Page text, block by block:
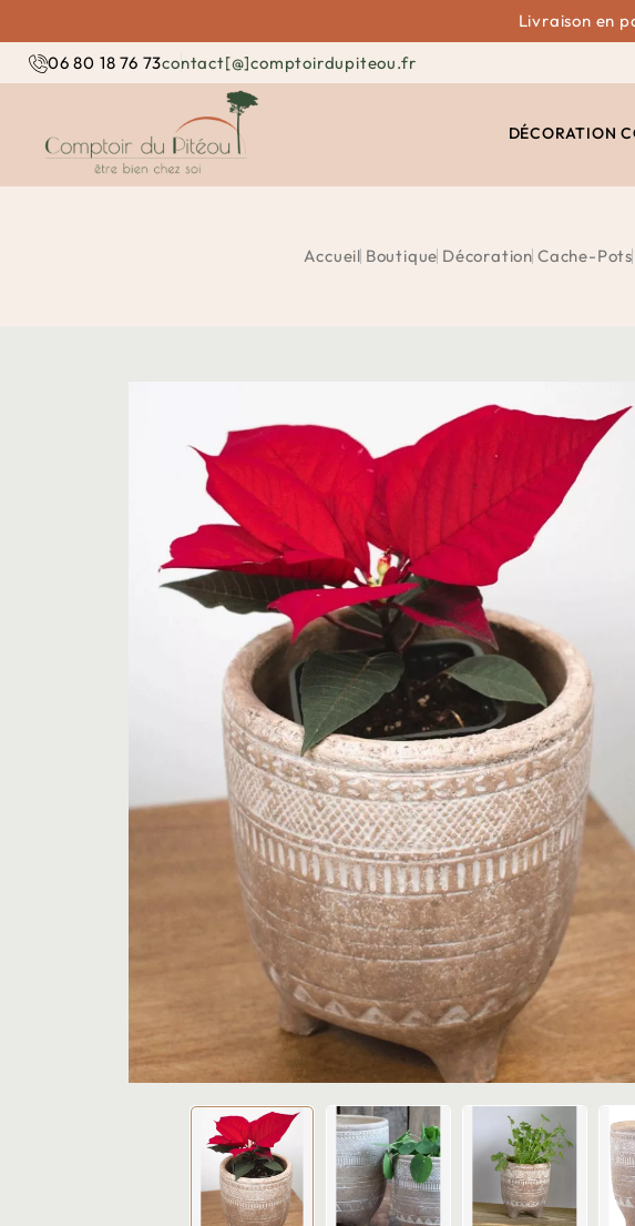
Livraison en
06 80 18 76 73contact[@]comptoirdupiteou.fr
DÉCORATION
Accueil Boutique Décoration Cache-Pots